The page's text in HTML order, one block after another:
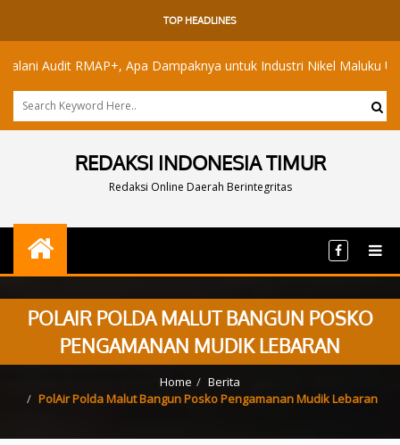
TOP HEADLINES
RMAP+, Apa Dampaknya untuk Industri Nikel Maluku Utara?
REDAKSI INDONESIA TIMUR
Redaksi Online Daerah Berintegritas
POLAIR POLDA MALUT BANGUN POSKO
PENGAMANAN MUDIK LEBARAN
Home
Berita
PolAir Polda Malut Bangun Posko Pengamanan Mudik Lebaran